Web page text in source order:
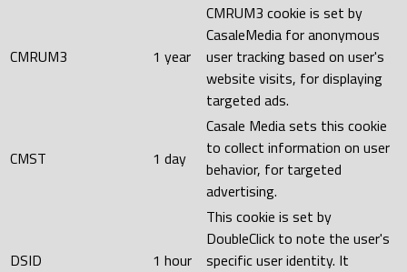
CMRUM3 1 year
CMRUM3 cookie is set by
CasaleMedia for anonymous
user tracking based on user's
website visits, for displaying
targeted ads.
CMST 1 day
Casale Media sets this cookie
to collect information on user
behavior, for targeted
advertising.
DSID 1 hour
This cookie is set by
DoubleClick to note the user's
specific user identity. It